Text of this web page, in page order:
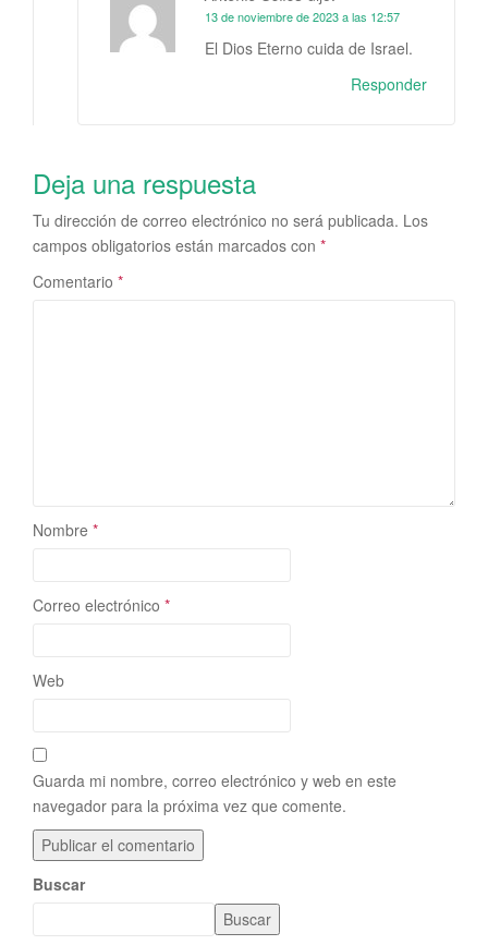
13 de noviembre de 2023 a las 12:57
El Dios Eterno cuida de Israel.
Responder
Deja una respuesta
Tu dirección de correo electrónico no será publicada. Los
campos obligatorios están marcados con *
Comentario *
Nombre *
Correo electrónico *
Web
Guarda mi nombre, correo electrónico y web en este
navegador para la próxima vez que comente.
Buscar
Buscar